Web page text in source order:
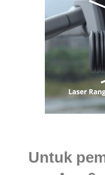
Untuk